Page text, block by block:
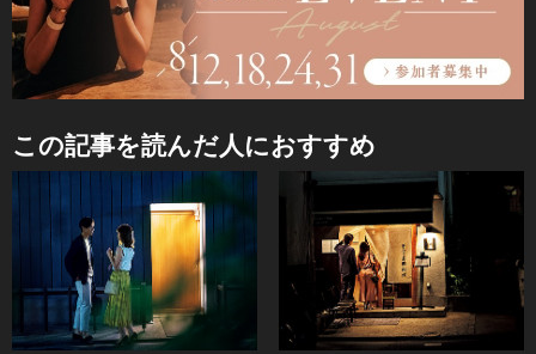
この記事を読んだ人におすすめ